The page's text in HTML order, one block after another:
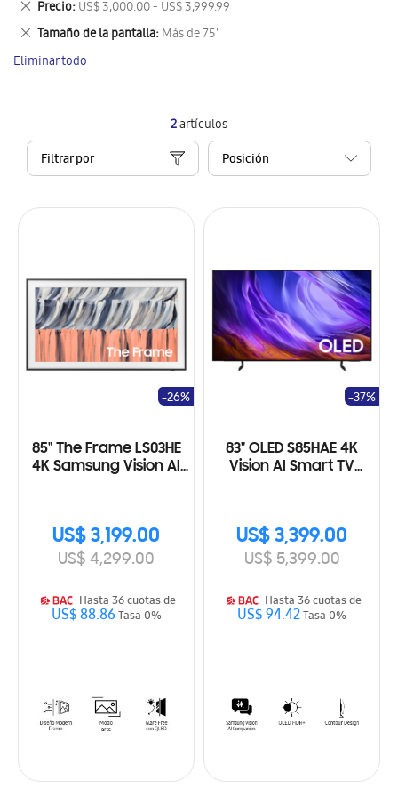
2artículos
Filtrar por
85" The Frame LS03HE
4K Samsung Vision AI
US$ 3,199.00
US$ 4,299.00
-26%
Hasta 36 cuotas de
US$ 88.86Tasa 0%
83" OLED S85HAE 4K
Vision AI Smart TV
US$ 3,399.00
US$ 5,399.00
-37%
Hasta 36 cuotas de
US$ 94.42Tasa 0%
artículo
Precio US$ 3,000.00 - US$ 3,999.99
Eliminar
este
artículo
Tamaño de la pantalla Más de 75"
Eliminar
este
artículo
Eliminar todo